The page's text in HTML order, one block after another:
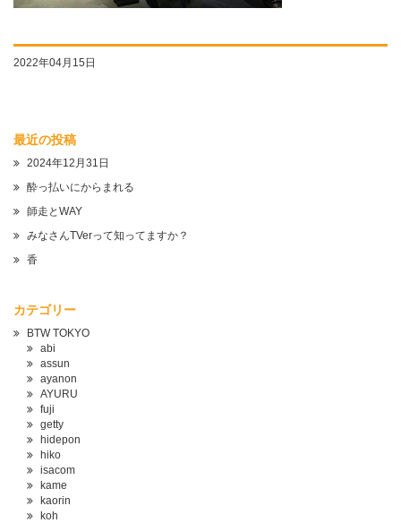
2022年04月15日
最近の投稿
2024年12月31日
酔っ払いにからまれる
師走とWAY
みなさんTVerって知ってますか？
香
カテゴリー
BTW TOKYO
abi
assun
ayanon
AYURU
fuji
getty
hidepon
hiko
isacom
kame
kaorin
koh